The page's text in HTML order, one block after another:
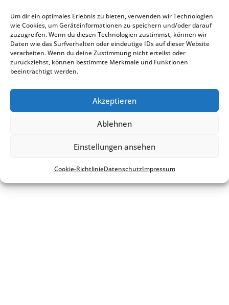
Um dir ein optimales Erlebnis zu bieten, verwenden wir Technologien
wie Cookies, um Geräteinformationen zu speichern und/oder darauf
zuzugreifen. Wenn du diesen Technologien zustimmst, können wir
Daten wie das Surfverhalten oder eindeutige IDs auf dieser Website
verarbeiten. Wenn du deine Zustimmung nicht erteilst oder
zurückziehst, können bestimmte Merkmale und Funktionen
beeinträchtigt werden.
Akzeptieren
Ablehnen
Einstellungen ansehen
Cookie-Richt­li­nieDaten­schutzImpres­sum
Zurück zur Veranstaltungsliste
Kontakt Impres­sum
Daten­schutz